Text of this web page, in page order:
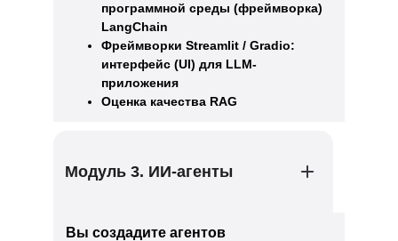
программной среды (фреймворка)
LangChain
Фреймворки Streamlit / Gradio:
интерфейс (UI) для LLM-
приложения
Оценка качества RAG
Модуль 3. ИИ-агенты
Вы создадите агентов